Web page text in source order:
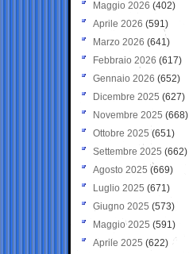
Maggio 2026 (402)
Aprile 2026 (591)
Marzo 2026 (641)
Febbraio 2026 (617)
Gennaio 2026 (652)
Dicembre 2025 (627)
Novembre 2025 (668)
Ottobre 2025 (651)
Settembre 2025 (662)
Agosto 2025 (669)
Luglio 2025 (671)
Giugno 2025 (573)
Maggio 2025 (591)
Aprile 2025 (622)